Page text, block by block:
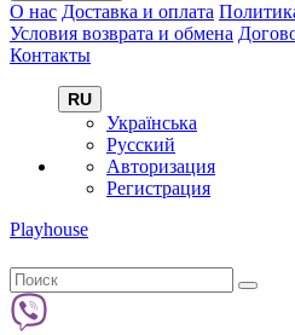
О нас Доставка и оплата
Условия возврата и обмена
Контакты
RU
Українська
Русский
Авторизация
Регистрация
Playhouse